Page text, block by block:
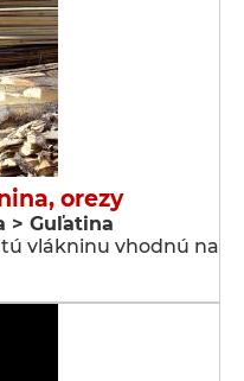
orezy
> Guľatina
vlákninu vhodnú na